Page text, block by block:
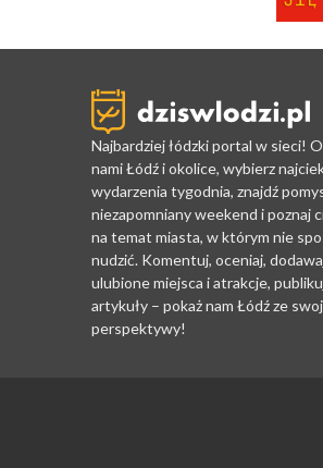
Najbardziej łódzki portal w sieci!
nami Łódź i okolice, wybierz
wydarzenia tygodnia, znajdź
niezapomniany weekend i poznaj
na temat miasta, w którym nie
nudzić. Komentuj, oceniaj,
ulubione miejsca i atrakcje,
artykuły – pokaż nam Łódź ze
perspektywy!